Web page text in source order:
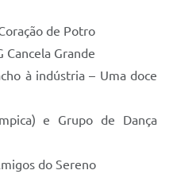
de Potro
Cancela Grande
à indústria – Uma doce
e Grupo de Dança
do Sereno